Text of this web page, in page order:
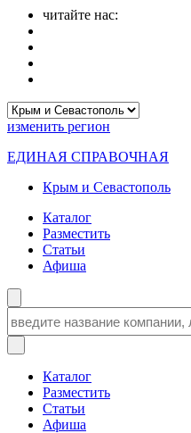
читайте нас:
изменить регион
ЕДИНАЯ СПРАВОЧНАЯ
Крым и Севастополь
Каталог
Разместить
Статьи
Афиша
Каталог
Разместить
Статьи
Афиша